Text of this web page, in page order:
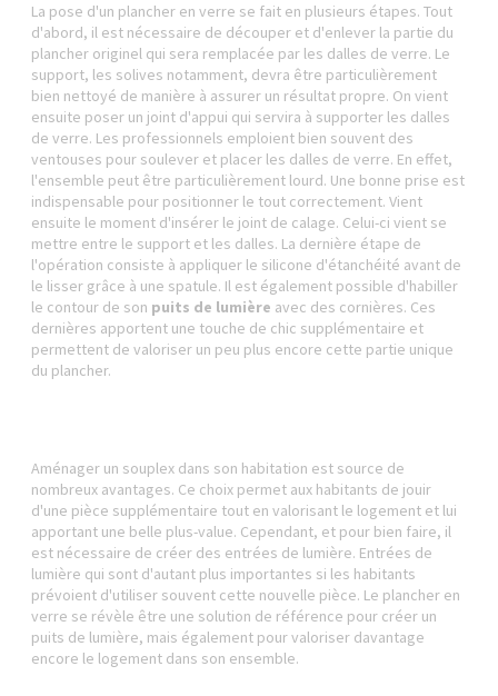
La pose d'un plancher en verre se fait en plusieurs étapes. Tout
d'abord, il est nécessaire de découper et d'enlever la partie du
plancher originel qui sera remplacée par les dalles de verre. Le
support, les solives notamment, devra être particulièrement
bien nettoyé de manière à assurer un résultat propre. On vient
ensuite poser un joint d'appui qui servira à supporter les dalles
de verre. Les professionnels emploient bien souvent des
ventouses pour soulever et placer les dalles de verre. En effet,
l'ensemble peut être particulièrement lourd. Une bonne prise est
indispensable pour positionner le tout correctement. Vient
ensuite le moment d'insérer le joint de calage. Celui-ci vient se
mettre entre le support et les dalles. La dernière étape de
l'opération consiste à appliquer le silicone d'étanchéité avant de
le lisser grâce à une spatule. Il est également possible d'habiller
le contour de son puits de lumière avec des cornières. Ces
dernières apportent une touche de chic supplémentaire et
permettent de valoriser un peu plus encore cette partie unique
du plancher.
Aménager un souplex dans son habitation est source de
nombreux avantages. Ce choix permet aux habitants de jouir
d'une pièce supplémentaire tout en valorisant le logement et lui
apportant une belle plus-value. Cependant, et pour bien faire, il
est nécessaire de créer des entrées de lumière. Entrées de
lumière qui sont d'autant plus importantes si les habitants
prévoient d'utiliser souvent cette nouvelle pièce. Le plancher en
verre se révèle être une solution de référence pour créer un
puits de lumière, mais également pour valoriser davantage
encore le logement dans son ensemble.